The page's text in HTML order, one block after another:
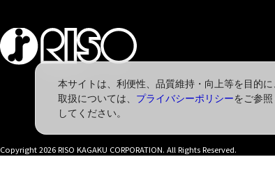
Copyright2026 RISO KAGAKU CORPORATION. All Rights Reserved.
本サイトは、利便性、品質維持・向上等を目的
取扱については、 プライバシーポリシーをご参
してください。